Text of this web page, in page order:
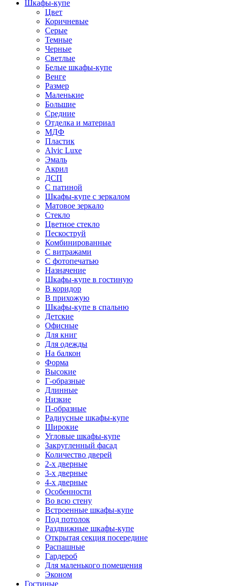
Шкафы-купе
Цвет
Коричневые
Серые
Темные
Черные
Светлые
Белые шкафы-купе
Венге
Размер
Маленькие
Большие
Средние
Отделка и материал
МДФ
Пластик
Alvic Luxe
Эмаль
Акрил
ДСП
С патиной
Шкафы-купе с зеркалом
Матовое зеркало
Стекло
Цветное стекло
Пескоструй
Комбинированные
С витражами
С фотопечатью
Назначение
Шкафы-купе в гостиную
В коридор
В прихожую
Шкафы-купе в спальню
Детские
Офисные
Для книг
Для одежды
На балкон
Форма
Высокие
Г-образные
Длинные
Низкие
П-образные
Радиусные шкафы-купе
Широкие
Угловые шкафы-купе
Закругленный фасад
Количество дверей
2-х дверные
3-х дверные
4-х дверные
Особенности
Во всю стену
Встроенные шкафы-купе
Под потолок
Раздвижные шкафы-купе
Открытая секция посередине
Распашные
Гардероб
Для маленького помещения
Эконом
Гостиные